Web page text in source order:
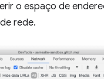
o espaço de
rede.